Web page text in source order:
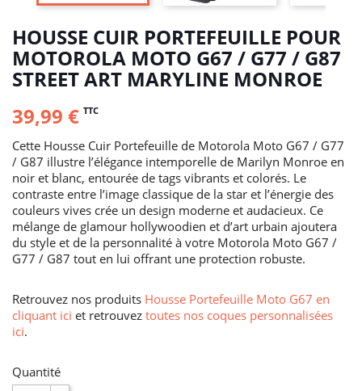
HOUSSE CUIR PORTEFEUILLE POUR
MOTOROLA MOTO G67 / G77 / G87
STREET ART MARYLINE MONROE
39,99 € TTC
Cette Housse Cuir Portefeuille de Motorola Moto G67 / G77
/ G87 illustre l’élégance intemporelle de Marilyn Monroe en
noir et blanc, entourée de tags vibrants et colorés. Le
contraste entre l’image classique de la star et l’énergie des
couleurs vives crée un design moderne et audacieux. Ce
mélange de glamour hollywoodien et d’art urbain ajoutera
du style et de la personnalité à votre Motorola Moto G67 /
G77 / G87 tout en lui offrant une protection robuste.
Retrouvez nos produits Housse Portefeuille Moto G67 en
cliquant ici et retrouvez toutes nos coques personnalisées
ici.
Quantité